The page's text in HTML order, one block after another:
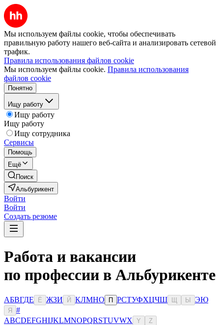
Мы используем файлы cookie, чтобы обеспечивать
правильную работу нашего веб-сайта и анализировать сетевой
трафик.
Правила использования файлов cookie
Мы используем файлы cookie. Правила использования
файлов cookie
Понятно
Ищу работу
Ищу работу
Ищу работу
Ищу сотрудника
Сервисы
Помощь
Ещё
Поиск
Альбурикент
Войти
Войти
Создать резюме
Работа и вакансии
по профессии в Альбурикенте
АБВГДЕ Ё ЖЗИ Й КЛМНО П РСТУФХЦЧШ Ы ЭЮ
Я
#
ABCDEFGHIJKLMNOPQRSTUVWX Y Z